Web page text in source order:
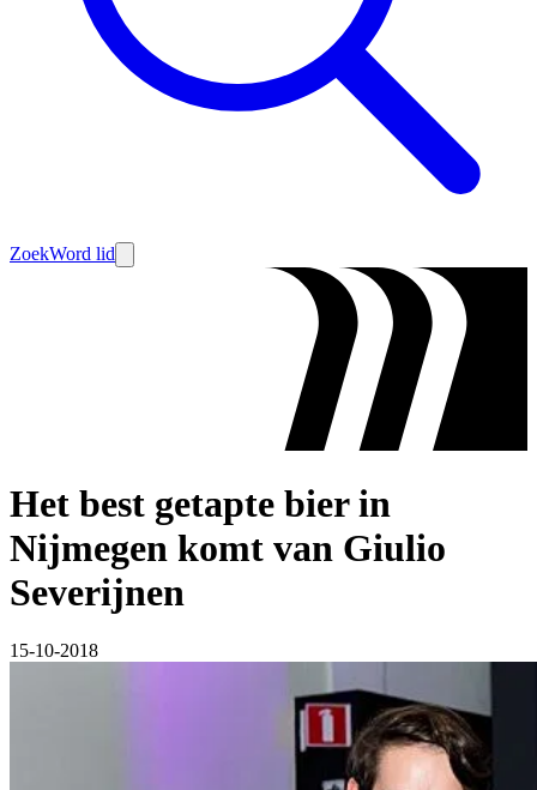
ZoekWord lid
Het best getapte bier in
Nijmegen komt van Giulio
Severijnen
15-10-2018